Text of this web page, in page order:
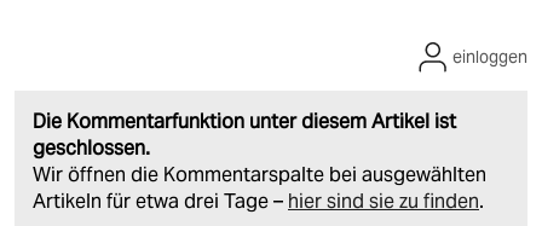
Die Kommentarfunktion unter diesem Artikel ist
geschlossen.
Wir öffnen die Kommentarspalte bei ausgewählten
Artikeln für etwa drei Tage – hier sind sie zu finden.
einloggen